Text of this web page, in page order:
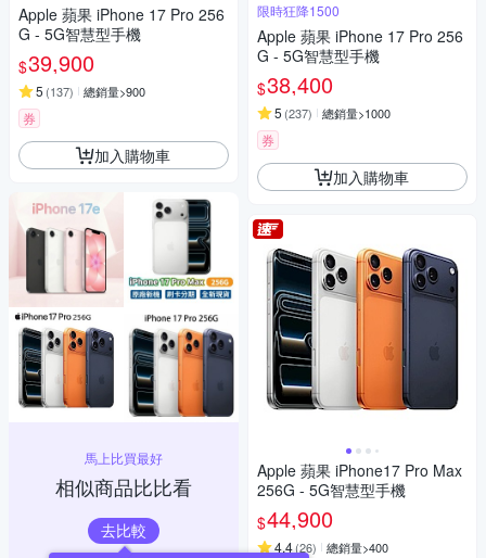
Apple 蘋果 iPhone 17 Pro 256
G - 5G智慧型手機
$39,900
5 (137) 總銷量>900
券
加入購物車
馬上比買最好
相似商品比比看
去比較
限時狂降1500
Apple 蘋果 iPhone 17 Pro 256
G - 5G智慧型手機
$38,400
5 (237) 總銷量>1000
券
加入購物車
Apple 蘋果 iPhone17 Pro Max
256G - 5G智慧型手機
$44,900
4.4(26) 總銷量>400